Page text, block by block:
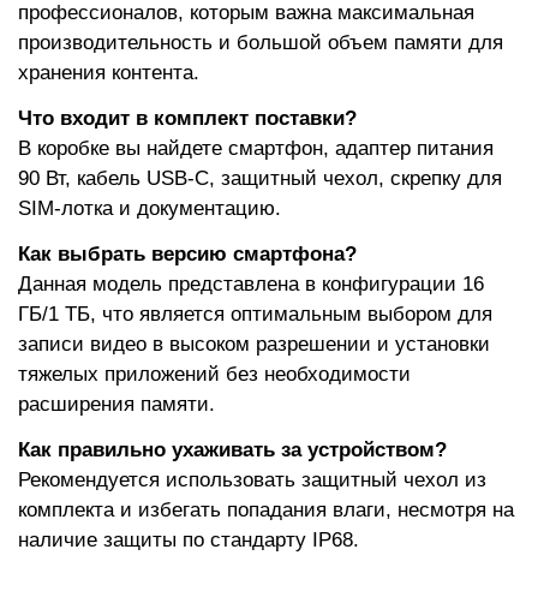
профессионалов, которым важна максимальная
производительность и большой объем памяти для
хранения контента.
Что входит в комплект поставки?
В коробке вы найдете смартфон, адаптер питания
90 Вт, кабель USB-C, защитный чехол, скрепку для
SIM-лотка и документацию.
Как выбрать версию смартфона?
Данная модель представлена в конфигурации 16
ГБ/1 ТБ, что является оптимальным выбором для
записи видео в высоком разрешении и установки
тяжелых приложений без необходимости
расширения памяти.
Как правильно ухаживать за устройством?
Рекомендуется использовать защитный чехол из
комплекта и избегать попадания влаги, несмотря на
наличие защиты по стандарту IP68.